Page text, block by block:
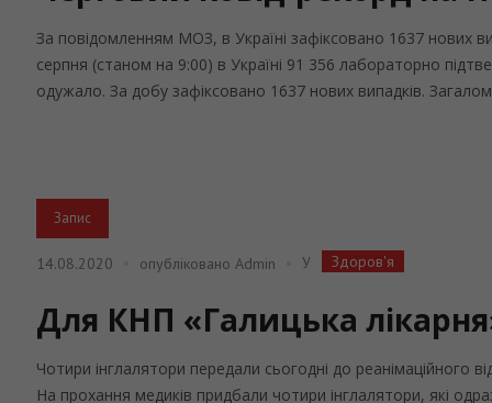
За повідомленням МОЗ, в Україні зафіксовано 1637 нових
серпня (станом на 9:00) в Україні 91 356 лабораторно
одужало. За добу зафіксовано 1637 нових випадків.
Запис
14.08.2020 опублікованоAdmin У Здоров'я
Для КНП «Галицька
Чотири інглалятори передали сьогодні до реанімаційного
На прохання медиків придбали чотири інглалятори, які